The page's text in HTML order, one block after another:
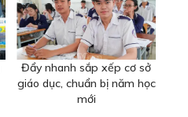
Đẩy nhanh sắp xếp cơ sở
giáo dục, chuẩn bị năm học
mới